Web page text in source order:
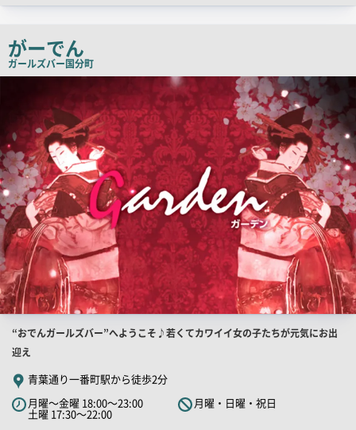
がーでん
ガールズバー国分町
店
舗
PR
キ
ャ
“おでんガールズバー”へようこそ♪若くてカワイイ女の子たちが元気にお出
迎え
青葉通り一番町駅から徒歩2分
月曜～金曜 18:00～23:00
土曜 17:30～22:00
月曜・日曜・祝日